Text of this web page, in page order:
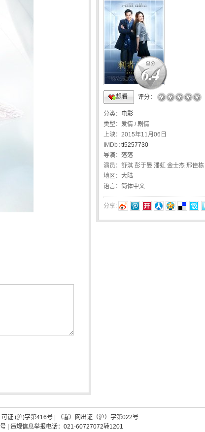
6.4
想看 评分：
☆ ☆ ☆ ☆ ☆
分类： 电影
类型： 爱情 / 剧情
上映： 2015年11月06日
IMDb：tt5257730
导演： 落落
演员： 舒淇 彭于晏 潘虹 金士杰 邢佳栋
地区： 大陆
语言： 简体中文
分享:
证 (沪)字第416号| （署）网出证（沪）字第022号
| 违规信息举报电话：021-60727072转1201